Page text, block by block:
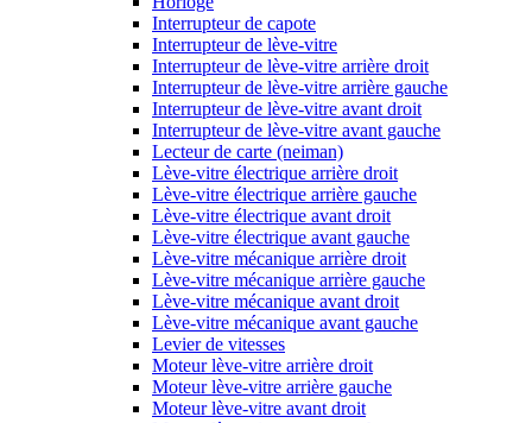
Interrupteur de capote
Interrupteur de lève-vitre
Interrupteur de lève-vitre arrière droit
Interrupteur de lève-vitre arrière gauche
Interrupteur de lève-vitre avant droit
Interrupteur de lève-vitre avant gauche
Lecteur de carte (neiman)
Lève-vitre électrique arrière droit
Lève-vitre électrique arrière gauche
Lève-vitre électrique avant droit
Lève-vitre électrique avant gauche
Lève-vitre mécanique arrière droit
Lève-vitre mécanique arrière gauche
Lève-vitre mécanique avant droit
Lève-vitre mécanique avant gauche
Levier de vitesses
Moteur lève-vitre arrière droit
Moteur lève-vitre arrière gauche
Moteur lève-vitre avant droit